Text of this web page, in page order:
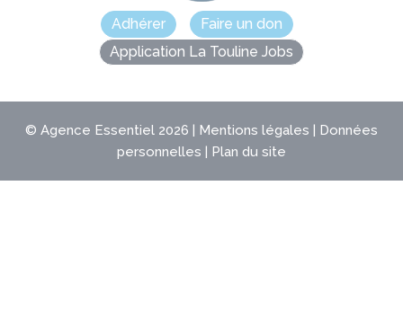
Adhérer
Faire un don
Application La Touline Jobs
© Agence Essentiel 2026 | Mentions légales | Données
personnelles | Plan du site